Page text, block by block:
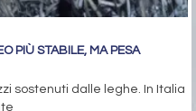
PIÙ STABILE, MA PESA
sostenuti dalle leghe. In Italia